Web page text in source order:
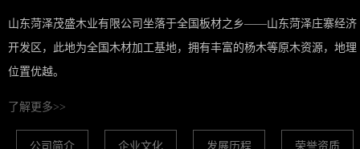
山东菏泽茂盛木业有限公司坐落于全国板材之乡——山东菏泽庄寨经济
开发区，此地为全国木材加工基地，拥有丰富的杨木等原木资源，地理
位置优越。
了解更多>>
公司简介 企业文化 发展历程 荣誉资质